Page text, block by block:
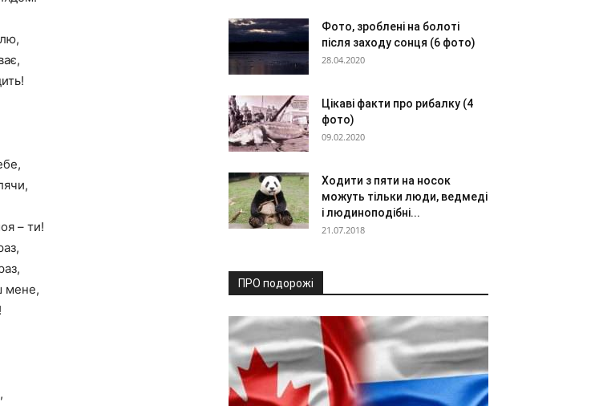
– ти!
мене,
Фото, зроблені на болоті
після заходу сонця (6 фото)
28.04.2020
Цікаві факти про рибалку (4
фото)
09.02.2020
Ходити з пяти на носок
можуть тільки люди, ведмеді
і людиноподібні...
21.07.2018
ПРО подорожі